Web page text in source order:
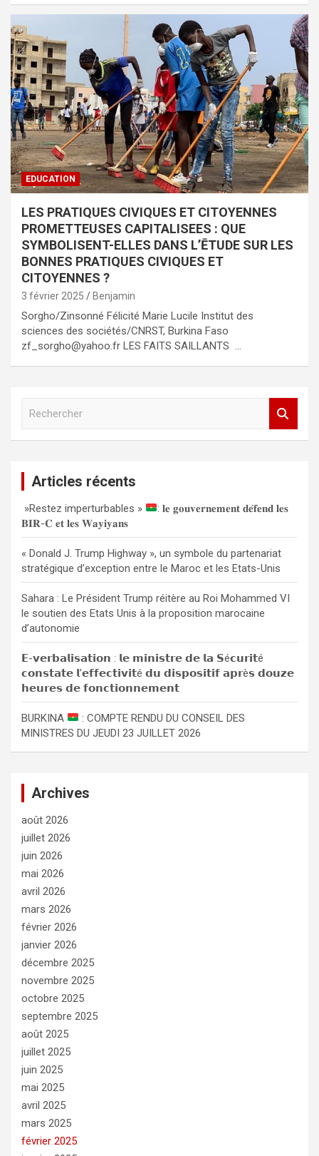
EDUCATION
LES PRATIQUES CIVIQUES ET CITOYENNES
PROMETTEUSES CAPITALISEES : QUE
SYMBOLISENT-ELLES DANS L’ĒTUDE SUR LES
BONNES PRATIQUES CIVIQUES ET
CITOYENNES ?
3 février 2025 Benjamin
Sorgho/Zinsonné Félicité Marie Lucile Institut des
sciences des sociétés/CNRST, Burkina Faso
zf_sorgho@yahoo.fr LES FAITS SAILLANTS …
c
h
e
r
Articles récents
»Restez imperturbables »
: 𝐥𝐞 𝐠𝐨𝐮𝐯𝐞𝐫𝐧𝐞𝐦𝐞𝐧𝐭 𝐝𝐞́𝐟𝐞𝐧𝐝 𝐥𝐞𝐬
𝐁𝐈𝐑-𝐂 𝐞𝐭 𝐥𝐞𝐬 𝐖𝐚𝐲𝐢𝐲𝐚𝐧𝐬
« Donald J. Trump Highway », un symbole du partenariat
stratégique d’exception entre le Maroc et les Etats-Unis
Sahara : Le Président Trump réitère au Roi Mohammed VI
le soutien des Etats Unis à la proposition marocaine
d’autonomie
𝗘-𝘃𝗲𝗿𝗯𝗮𝗹𝗶𝘀𝗮𝘁𝗶𝗼𝗻 : 𝗹𝗲 𝗺𝗶𝗻𝗶𝘀𝘁𝗿𝗲 𝗱𝗲 𝗹𝗮 𝗦é𝗰𝘂𝗿𝗶𝘁é
𝗰𝗼𝗻𝘀𝘁𝗮𝘁𝗲 𝗹’𝗲𝗳𝗳𝗲𝗰𝘁𝗶𝘃𝗶𝘁é 𝗱𝘂 𝗱𝗶𝘀𝗽𝗼𝘀𝗶𝘁𝗶𝗳 𝗮𝗽𝗿è𝘀 𝗱𝗼𝘂𝘇𝗲
𝗵𝗲𝘂𝗿𝗲𝘀 𝗱𝗲 𝗳𝗼𝗻𝗰𝘁𝗶𝗼𝗻𝗻𝗲𝗺𝗲𝗻𝘁
BURKINA
: COMPTE RENDU DU CONSEIL DES
MINISTRES DU JEUDI 23 JUILLET 2026
Archives
août 2026
juillet 2026
juin 2026
mai 2026
avril 2026
mars 2026
février 2026
janvier 2026
décembre 2025
novembre 2025
octobre 2025
septembre 2025
août 2025
juillet 2025
juin 2025
mai 2025
avril 2025
mars 2025
février 2025